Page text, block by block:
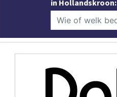
in Hollandskroon: